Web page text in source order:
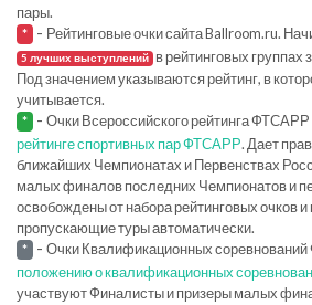
пары.
* - Рейтинговые очки сайта Ballroom.ru.
5 лучших выступлений в рейтинговых группах
Под значением указываются рейтинг, в
учитывается.
* - Очки Всероссийского рейтинга ФТСАРР
рейтинге спортивных пар ФТСАРР. Дает
ближайших Чемпионатах и Первенствах
малых финалов последних Чемпионатов и
освобождены от набора рейтинговых очков
пропускающие туры автоматически.
* - Очки Квалификационных
положению о квалификационных
участвуют Финалисты и призеры малых